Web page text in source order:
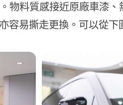
物料質感接近原廠車漆、
容易撕走更換。可以從下